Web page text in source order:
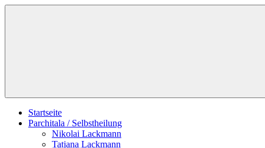
Zum
Startseite
Parchitala / Selbstheilung
Nikolai Lackmann
Tatjana Lackmann